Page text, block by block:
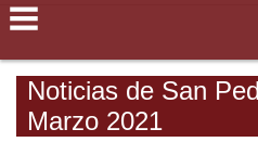
Noticias de San
Marzo 2021